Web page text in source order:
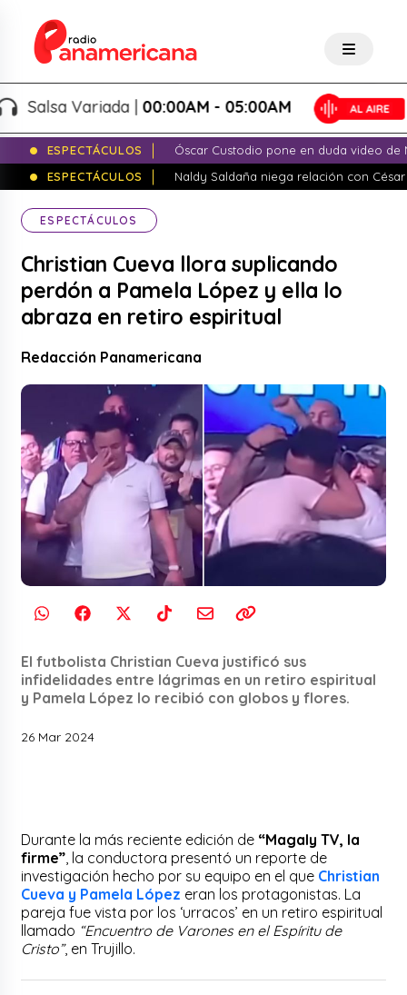
Variada |00:00AM - 05:00AM
ESPECTÁCULOS
Óscar Custodio pone en duda video de
ESPECTÁCULOS
Naldy Saldaña niega relación con
ESPECTÁCULOS
Christian Cueva llora suplicando
perdón a Pamela López y ella lo
abraza en retiro espiritual
Redacción Panamericana
El futbolista Christian Cueva justificó sus
infidelidades entre lágrimas en un retiro espiritual
y Pamela López lo recibió con globos y flores.
26 Mar 2024
Durante la más reciente edición de “Magaly TV, la
firme” , la conductora presentó un reporte de
investigación hecho por su equipo en el que Christian
Cueva y Pamela López eran los protagonistas. La
pareja fue vista por los ‘urracos’ en un retiro espiritual
llamado “Encuentro de Varones en el Espíritu de
Cristo”, en Trujillo.